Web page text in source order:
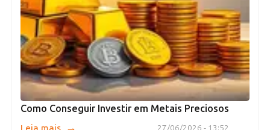
Como Conseguir Investir em Metais Preciosos
27/06/2026 - 13:52